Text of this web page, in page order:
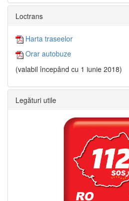
Loctrans
Harta traseelor
Orar autobuze
(valabil începând cu 1 iunie 2018)
Legături utile